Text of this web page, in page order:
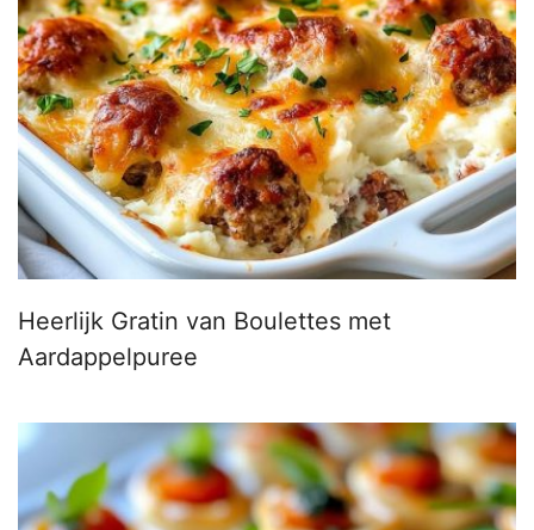
Heerlijk Gratin van Boulettes met
Aardappelpuree